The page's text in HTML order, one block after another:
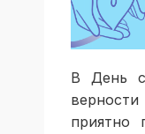
В День
приятно